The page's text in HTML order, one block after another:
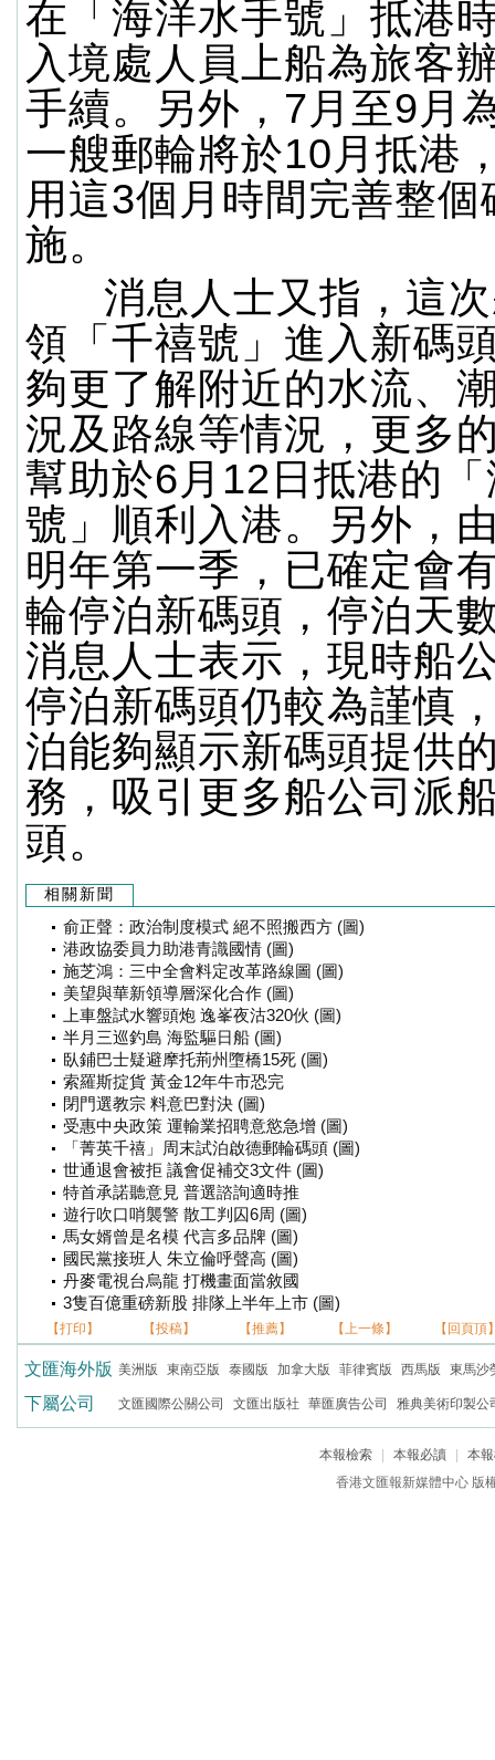
在「海洋水手號」抵港
入境處人員上船為旅客
手續。另外，7月至9月
一艘郵輪將於10月抵港
用這3個月時間完善整個
施。
消息人士又指，這
領「千禧號」進入新碼
夠更了解附近的水流、
況及路線等情況，更多
幫助於6月12日抵港的
號」順利入港。另外，
明年第一季，已確定會
輪停泊新碼頭，停泊天
消息人士表示，現時船
停泊新碼頭仍較為謹慎
泊能夠顯示新碼頭提供
務，吸引更多船公司派
頭。
相關新聞
俞正聲：政治制度模式 絕不照搬西方 (圖)
港政協委員力助港青識國情 (圖)
施芝鴻：三中全會料定改革路線圖 (圖)
美望與華新領導層深化合作 (圖)
上車盤試水響頭炮 逸峯夜沽320伙 (圖)
半月三巡釣島 海監驅日船 (圖)
臥鋪巴士疑避摩托荊州墮橋15死 (圖)
索羅斯掟貨 黃金12年牛市恐完
閉門選教宗 料意巴對決 (圖)
受惠中央政策 運輸業招聘意慾急增 (圖)
「菁英千禧」周末試泊啟德郵輪碼頭 (圖)
世通退會被拒 議會促補交3文件 (圖)
特首承諾聽意見 普選諮詢適時推
遊行吹口哨襲警 散工判囚6周 (圖)
馬女婿曾是名模 代言多品牌 (圖)
國民黨接班人 朱立倫呼聲高 (圖)
丹麥電視台烏龍 打機畫面當敘國
3隻百億重磅新股 排隊上半年上市 (圖)
【打印】 【投稿】 【推薦】 【上一條】 【回頁頂
文匯海外版 美洲版 東南亞版 泰國版 加拿大版 菲律賓版 西馬版 東馬沙
下屬公司 文匯國際公關公司 文匯出版社 華匯廣告公司 雅典美術印製公
本報檢索 本報必讀
本
香港文匯報新媒體中心 版